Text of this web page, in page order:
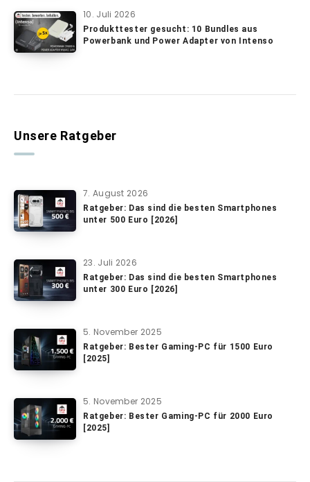
10. Juli 2026
Produkttester gesucht: 10 Bundles aus
Powerbank und Power Adapter von Intenso
Unsere Ratgeber
7. August 2026
Ratgeber: Das sind die besten Smartphones
unter 500 Euro [2026]
23. Juli 2026
Ratgeber: Das sind die besten Smartphones
unter 300 Euro [2026]
5. November 2025
Ratgeber: Bester Gaming-PC für 1500 Euro
[2025]
5. November 2025
Ratgeber: Bester Gaming-PC für 2000 Euro
[2025]